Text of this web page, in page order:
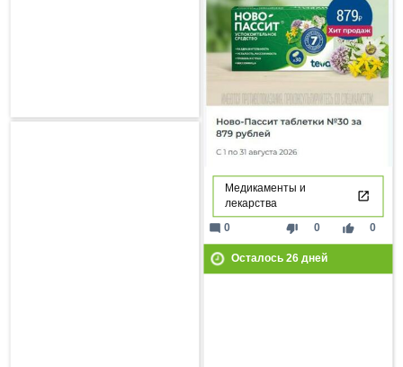
Медикаменты и
лекарства
thumb_down 0 thumb_up 0
mode_comment 0
Осталось 26дней